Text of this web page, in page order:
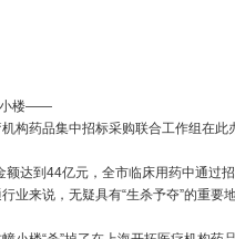
小楼——
构药品集中招标采购联合工作组在此
到44亿元，全市临床用药中通过招
来说，无疑具有“生杀予夺”的重要地